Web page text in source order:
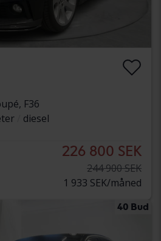
F36
diesel
226 800 SEK
244 900 SEK
1 933 SEK/måned
40 Bud